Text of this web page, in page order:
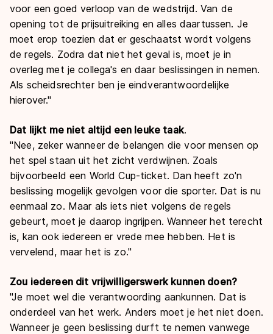
voor een goed verloop van de wedstrijd. Van de
opening tot de prijsuitreiking en alles daartussen. Je
moet erop toezien dat er geschaatst wordt volgens
de regels. Zodra dat niet het geval is, moet je in
overleg met je collega's en daar beslissingen in nemen.
Als scheidsrechter ben je eindverantwoordelijke
hierover."
Dat lijkt me niet altijd een leuke taak.
"Nee, zeker wanneer de belangen die voor mensen op
het spel staan uit het zicht verdwijnen. Zoals
bijvoorbeeld een World Cup-ticket. Dan heeft zo'n
beslissing mogelijk gevolgen voor die sporter. Dat is nu
eenmaal zo. Maar als iets niet volgens de regels
gebeurt, moet je daarop ingrijpen. Wanneer het terecht
is, kan ook iedereen er vrede mee hebben. Het is
vervelend, maar het is zo."
Zou iedereen dit vrijwilligerswerk kunnen doen?
"Je moet wel die verantwoording aankunnen. Dat is
onderdeel van het werk. Anders moet je het niet doen.
Wanneer je geen beslissing durft te nemen vanwege